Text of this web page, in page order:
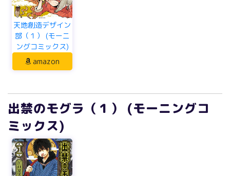
天地創造デザイン
部（１） (モーニ
ングコミックス)
amazon
出禁のモグラ（１） (モーニングコ
ミックス)